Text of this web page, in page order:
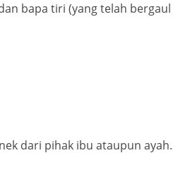
bapa tiri (yang telah bergaul
dari pihak ibu ataupun ayah.